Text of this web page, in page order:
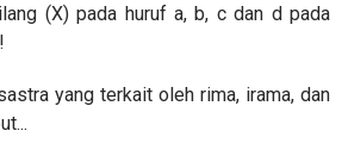
(X) pada huruf a, b, c dan d pada
yang terkait oleh rima, irama, dan